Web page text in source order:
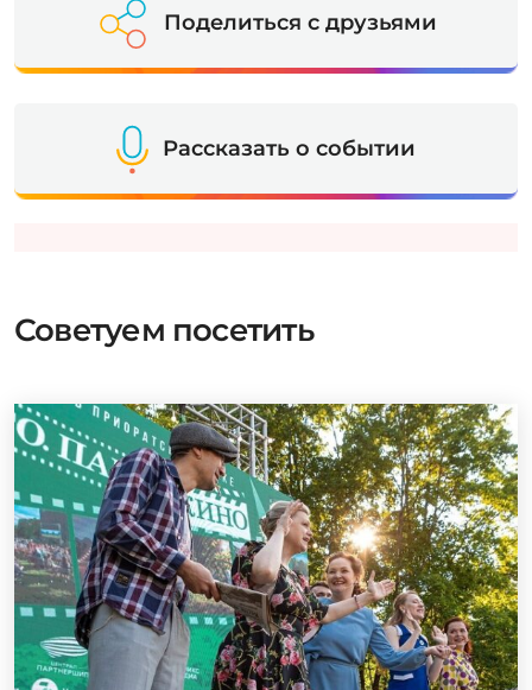
Поделиться с друзьями
Рассказать о событии
Советуем посетить